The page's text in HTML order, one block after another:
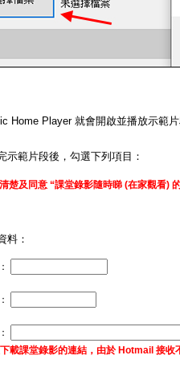
Home Player 就會開啟並播放示範
示範片段後，勾選下列項目：
楚及同意 “課堂錄影隨時睇 (在家觀看)
料：
載課堂錄影的連結，由於 Hotmail 接